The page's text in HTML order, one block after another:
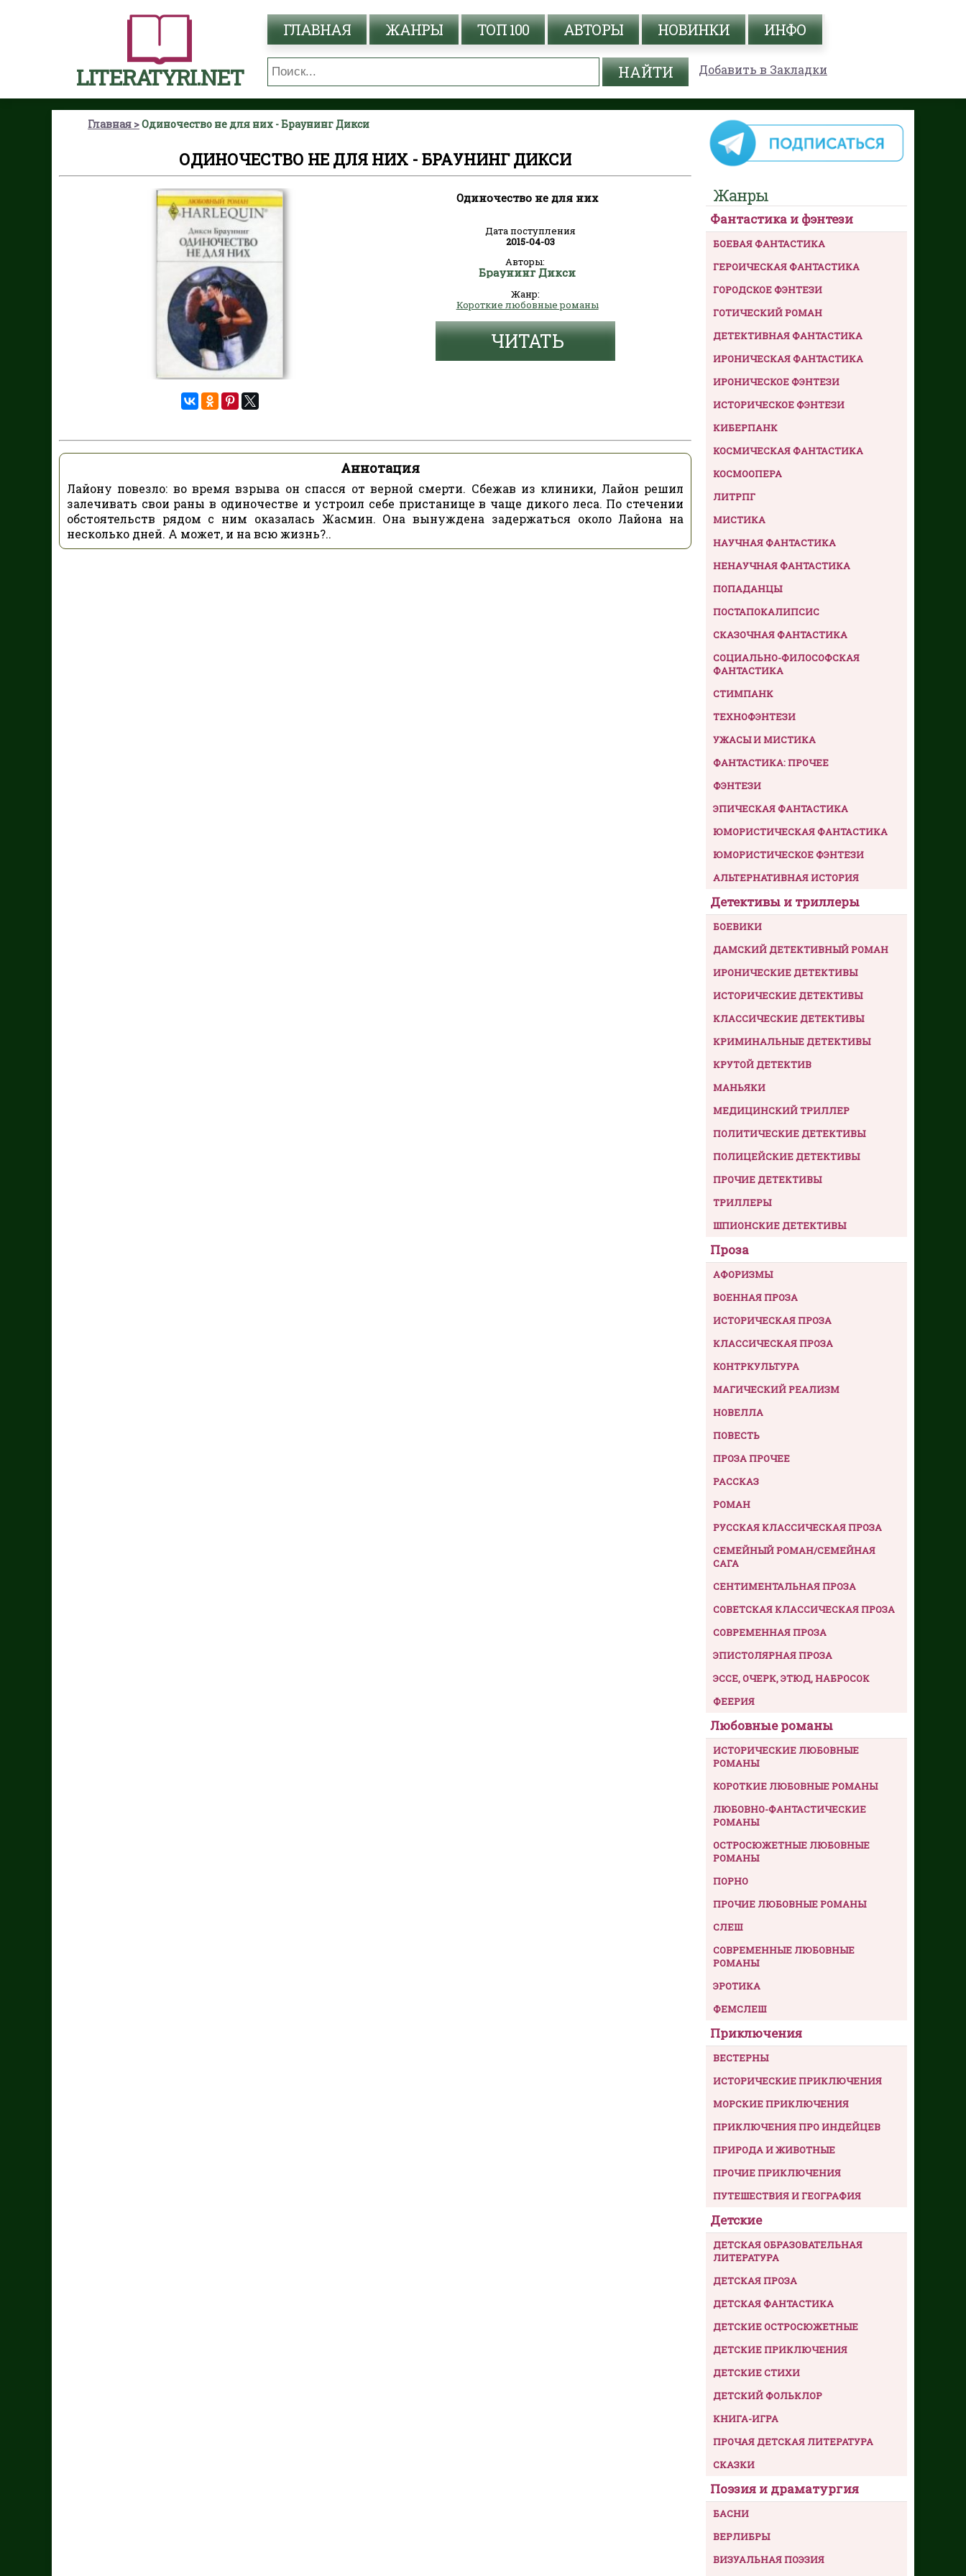
LITERATYRI.NET
ГЛАВНАЯ ЖАНРЫ ТОП 100 АВТОРЫ НОВИНКИ ИНФО
Добавить в Закладки
Главная Одиночество не для них - Браунинг Дикси
ОДИНОЧЕСТВО НЕ ДЛЯ НИХ - БРАУНИНГ ДИКСИ
Одиночество не для них
Дата поступления
2015-04-03
Авторы:
Браунинг Дикси
Жанр:
Короткие любовные романы
ЧИТАТЬ
Аннотация
Лайону повезло: во время взрыва он спасся от верной смерти. Сбежав из клиники, Лайон решил
залечивать свои раны в одиночестве и устроил себе пристанище в чаще дикого леса. По стечении
обстоятельств рядом с ним оказалась Жасмин. Она вынуждена задержаться около Лайона на
несколько дней. А может, и на всю жизнь?..
Жанры
Фантастика и фэнтези
БОЕВАЯ ФАНТАСТИКА
ГЕРОИЧЕСКАЯ ФАНТАСТИКА
ГОРОДСКОЕ ФЭНТЕЗИ
ГОТИЧЕСКИЙ РОМАН
ДЕТЕКТИВНАЯ ФАНТАСТИКА
ИРОНИЧЕСКАЯ ФАНТАСТИКА
ИРОНИЧЕСКОЕ ФЭНТЕЗИ
ИСТОРИЧЕСКОЕ ФЭНТЕЗИ
КИБЕРПАНК
КОСМИЧЕСКАЯ ФАНТАСТИКА
КОСМООПЕРА
ЛИТРПГ
МИСТИКА
НАУЧНАЯ ФАНТАСТИКА
НЕНАУЧНАЯ ФАНТАСТИКА
ПОПАДАНЦЫ
ПОСТАПОКАЛИПСИС
СКАЗОЧНАЯ ФАНТАСТИКА
СОЦИАЛЬНО-ФИЛОСОФСКАЯ
ФАНТАСТИКА
СТИМПАНК
ТЕХНОФЭНТЕЗИ
УЖАСЫ И МИСТИКА
ФАНТАСТИКА: ПРОЧЕЕ
ФЭНТЕЗИ
ЭПИЧЕСКАЯ ФАНТАСТИКА
ЮМОРИСТИЧЕСКАЯ ФАНТАСТИКА
ЮМОРИСТИЧЕСКОЕ ФЭНТЕЗИ
АЛЬТЕРНАТИВНАЯ ИСТОРИЯ
Детективы и триллеры
БОЕВИКИ
ДАМСКИЙ ДЕТЕКТИВНЫЙ РОМАН
ИРОНИЧЕСКИЕ ДЕТЕКТИВЫ
ИСТОРИЧЕСКИЕ ДЕТЕКТИВЫ
КЛАССИЧЕСКИЕ ДЕТЕКТИВЫ
КРИМИНАЛЬНЫЕ ДЕТЕКТИВЫ
КРУТОЙ ДЕТЕКТИВ
МАНЬЯКИ
МЕДИЦИНСКИЙ ТРИЛЛЕР
ПОЛИТИЧЕСКИЕ ДЕТЕКТИВЫ
ПОЛИЦЕЙСКИЕ ДЕТЕКТИВЫ
ПРОЧИЕ ДЕТЕКТИВЫ
ТРИЛЛЕРЫ
ШПИОНСКИЕ ДЕТЕКТИВЫ
Проза
АФОРИЗМЫ
ВОЕННАЯ ПРОЗА
ИСТОРИЧЕСКАЯ ПРОЗА
КЛАССИЧЕСКАЯ ПРОЗА
КОНТРКУЛЬТУРА
МАГИЧЕСКИЙ РЕАЛИЗМ
НОВЕЛЛА
ПОВЕСТЬ
ПРОЗА ПРОЧЕЕ
РАССКАЗ
РОМАН
РУССКАЯ КЛАССИЧЕСКАЯ ПРОЗА
СЕМЕЙНЫЙ РОМАН/СЕМЕЙНАЯ
САГА
СЕНТИМЕНТАЛЬНАЯ ПРОЗА
СОВЕТСКАЯ КЛАССИЧЕСКАЯ ПРОЗА
СОВРЕМЕННАЯ ПРОЗА
ЭПИСТОЛЯРНАЯ ПРОЗА
ЭССЕ, ОЧЕРК, ЭТЮД, НАБРОСОК
ФЕЕРИЯ
Любовные романы
ИСТОРИЧЕСКИЕ ЛЮБОВНЫЕ
РОМАНЫ
КОРОТКИЕ ЛЮБОВНЫЕ РОМАНЫ
ЛЮБОВНО-ФАНТАСТИЧЕСКИЕ
РОМАНЫ
ОСТРОСЮЖЕТНЫЕ ЛЮБОВНЫЕ
РОМАНЫ
ПОРНО
ПРОЧИЕ ЛЮБОВНЫЕ РОМАНЫ
СЛЕШ
СОВРЕМЕННЫЕ ЛЮБОВНЫЕ
РОМАНЫ
ЭРОТИКА
ФЕМСЛЕШ
Приключения
ВЕСТЕРНЫ
ИСТОРИЧЕСКИЕ ПРИКЛЮЧЕНИЯ
МОРСКИЕ ПРИКЛЮЧЕНИЯ
ПРИКЛЮЧЕНИЯ ПРО ИНДЕЙЦЕВ
ПРИРОДА И ЖИВОТНЫЕ
ПРОЧИЕ ПРИКЛЮЧЕНИЯ
ПУТЕШЕСТВИЯ И ГЕОГРАФИЯ
Детские
ДЕТСКАЯ ОБРАЗОВАТЕЛЬНАЯ
ЛИТЕРАТУРА
ДЕТСКАЯ ПРОЗА
ДЕТСКАЯ ФАНТАСТИКА
ДЕТСКИЕ ОСТРОСЮЖЕТНЫЕ
ДЕТСКИЕ ПРИКЛЮЧЕНИЯ
ДЕТСКИЕ СТИХИ
ДЕТСКИЙ ФОЛЬКЛОР
КНИГА-ИГРА
ПРОЧАЯ ДЕТСКАЯ ЛИТЕРАТУРА
СКАЗКИ
Поэзия и драматургия
БАСНИ
ВЕРЛИБРЫ
ВИЗУАЛЬНАЯ ПОЭЗИЯ